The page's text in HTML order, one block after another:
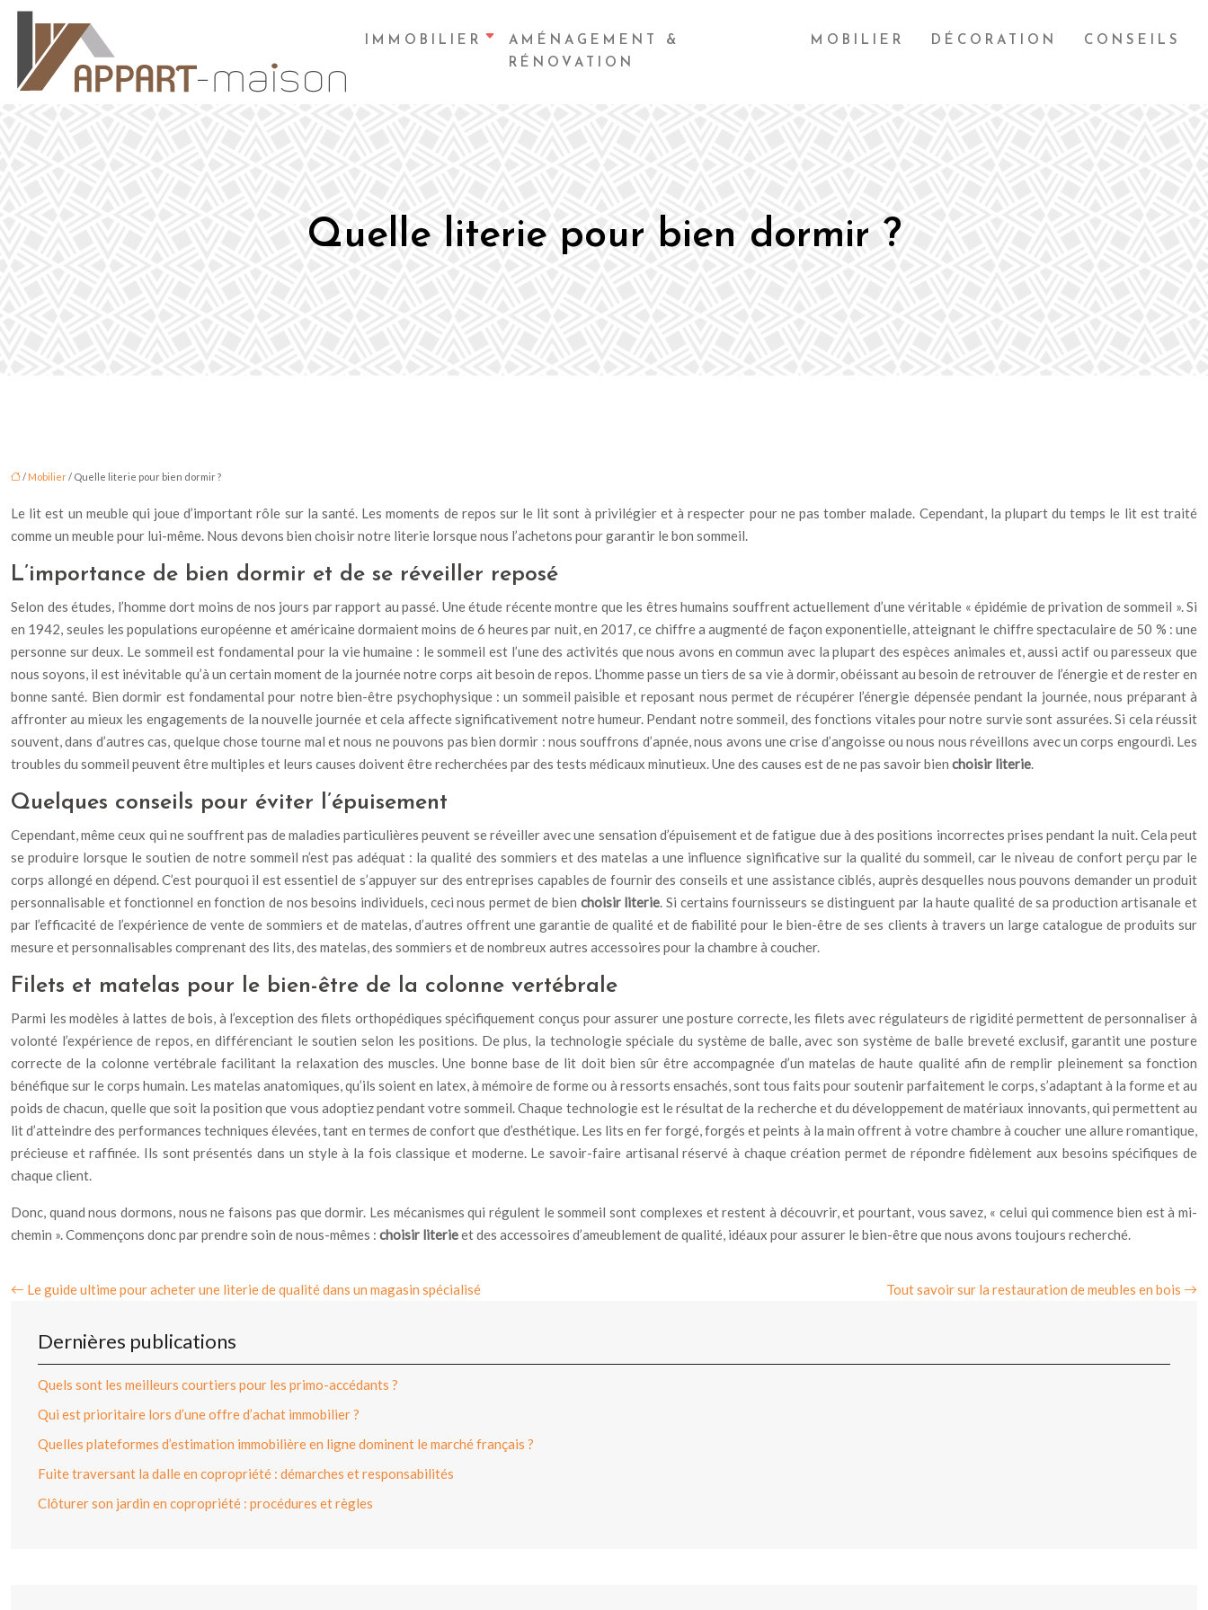
IMMOBILIER
AMÉNAGEMENT &
RÉNOVATION
MOBILIER DÉCORATION CONSEILS
Quelle literie pour bien dormir ?
/ Mobilier/ Quelle literie pour bien dormir ?
Le lit est un meuble qui joue d’important rôle sur la santé. Les moments de repos sur le lit sont à privilégier et à respecter pour ne pas tomber malade. Cependant, la plupart du temps le lit est traité
comme un meuble pour lui-même. Nous devons bien choisir notre literie lorsque nous l’achetons pour garantir le bon sommeil.
L’importance de bien dormir et de se réveiller reposé
Selon des études, l’homme dort moins de nos jours par rapport au passé. Une étude récente montre que les êtres humains souffrent actuellement d’une véritable « épidémie de privation de sommeil ». Si
en 1942, seules les populations européenne et américaine dormaient moins de 6 heures par nuit, en 2017, ce chiffre a augmenté de façon exponentielle, atteignant le chiffre spectaculaire de 50 % : une
personne sur deux. Le sommeil est fondamental pour la vie humaine : le sommeil est l’une des activités que nous avons en commun avec la plupart des espèces animales et, aussi actif ou paresseux que
nous soyons, il est inévitable qu’à un certain moment de la journée notre corps ait besoin de repos. L’homme passe un tiers de sa vie à dormir, obéissant au besoin de retrouver de l’énergie et de rester en
bonne santé. Bien dormir est fondamental pour notre bien-être psychophysique : un sommeil paisible et reposant nous permet de récupérer l’énergie dépensée pendant la journée, nous préparant à
affronter au mieux les engagements de la nouvelle journée et cela affecte significativement notre humeur. Pendant notre sommeil, des fonctions vitales pour notre survie sont assurées. Si cela réussit
souvent, dans d’autres cas, quelque chose tourne mal et nous ne pouvons pas bien dormir : nous souffrons d’apnée, nous avons une crise d’angoisse ou nous nous réveillons avec un corps engourdi. Les
troubles du sommeil peuvent être multiples et leurs causes doivent être recherchées par des tests médicaux minutieux. Une des causes est de ne pas savoir bien choisir literie.
Quelques conseils pour éviter l’épuisement
Cependant, même ceux qui ne souffrent pas de maladies particulières peuvent se réveiller avec une sensation d’épuisement et de fatigue due à des positions incorrectes prises pendant la nuit. Cela peut
se produire lorsque le soutien de notre sommeil n’est pas adéquat : la qualité des sommiers et des matelas a une influence significative sur la qualité du sommeil, car le niveau de confort perçu par le
corps allongé en dépend. C’est pourquoi il est essentiel de s’appuyer sur des entreprises capables de fournir des conseils et une assistance ciblés, auprès desquelles nous pouvons demander un produit
personnalisable et fonctionnel en fonction de nos besoins individuels, ceci nous permet de bien choisir literie. Si certains fournisseurs se distinguent par la haute qualité de sa production artisanale et
par l’efficacité de l’expérience de vente de sommiers et de matelas, d’autres offrent une garantie de qualité et de fiabilité pour le bien-être de ses clients à travers un large catalogue de produits sur
mesure et personnalisables comprenant des lits, des matelas, des sommiers et de nombreux autres accessoires pour la chambre à coucher.
Filets et matelas pour le bien-être de la colonne vertébrale
Parmi les modèles à lattes de bois, à l’exception des filets orthopédiques spécifiquement conçus pour assurer une posture correcte, les filets avec régulateurs de rigidité permettent de personnaliser à
volonté l’expérience de repos, en différenciant le soutien selon les positions. De plus, la technologie spéciale du système de balle, avec son système de balle breveté exclusif, garantit une posture
correcte de la colonne vertébrale facilitant la relaxation des muscles. Une bonne base de lit doit bien sûr être accompagnée d’un matelas de haute qualité afin de remplir pleinement sa fonction
bénéfique sur le corps humain. Les matelas anatomiques, qu’ils soient en latex, à mémoire de forme ou à ressorts ensachés, sont tous faits pour soutenir parfaitement le corps, s’adaptant à la forme et au
poids de chacun, quelle que soit la position que vous adoptiez pendant votre sommeil. Chaque technologie est le résultat de la recherche et du développement de matériaux innovants, qui permettent au
lit d’atteindre des performances techniques élevées, tant en termes de confort que d’esthétique. Les lits en fer forgé, forgés et peints à la main offrent à votre chambre à coucher une allure romantique,
précieuse et raffinée. Ils sont présentés dans un style à la fois classique et moderne. Le savoir-faire artisanal réservé à chaque création permet de répondre fidèlement aux besoins spécifiques de
chaque client.
Donc, quand nous dormons, nous ne faisons pas que dormir. Les mécanismes qui régulent le sommeil sont complexes et restent à découvrir, et pourtant, vous savez, « celui qui commence bien est à mi-
chemin ». Commençons donc par prendre soin de nous-mêmes : choisir literieet des accessoires d’ameublement de qualité, idéaux pour assurer le bien-être que nous avons toujours recherché.
Le guide ultime pour acheter une literie de qualité dans un magasin spécialisé Tout savoir sur la restauration de meubles en bois
Dernières publications
Quels sont les meilleurs courtiers pour les primo-accédants ?
Qui est prioritaire lors d’une offre d’achat immobilier ?
Quelles plateformes d’estimation immobilière en ligne dominent le marché français ?
Fuite traversant la dalle en copropriété : démarches et responsabilités
Clôturer son jardin en copropriété : procédures et règles